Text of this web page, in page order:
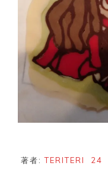
著者:TERITERI 24